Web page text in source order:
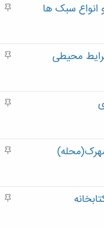
م
انواع سبک ها
م
محیطی
م
م
م